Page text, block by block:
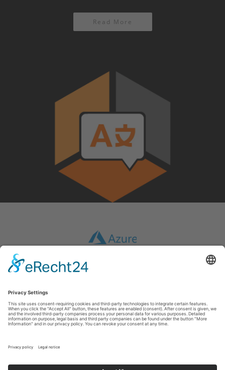
Read More
Imprint|GTC|Data protection|Disclaimer